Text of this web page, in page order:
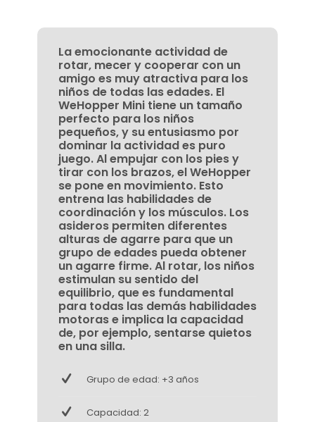
La emocionante actividad de
rotar, mecer y cooperar con un
amigo es muy atractiva para los
niños de todas las edades. El
WeHopper Mini tiene un tamaño
perfecto para los niños
pequeños, y su entusiasmo por
dominar la actividad es puro
juego. Al empujar con los pies y
tirar con los brazos, el WeHopper
se pone en movimiento. Esto
entrena las habilidades de
coordinación y los músculos. Los
asideros permiten diferentes
alturas de agarre para que un
grupo de edades pueda obtener
un agarre firme. Al rotar, los niños
estimulan su sentido del
equilibrio, que es fundamental
para todas las demás habilidades
motoras e implica la capacidad
de, por ejemplo, sentarse quietos
en una silla.
Grupo de edad: +3 años
Capacidad: 2